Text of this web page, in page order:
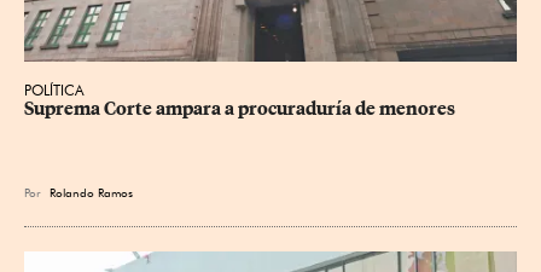
POLÍTICA
Suprema Corte ampara a procuraduría de menores
Por Rolando Ramos